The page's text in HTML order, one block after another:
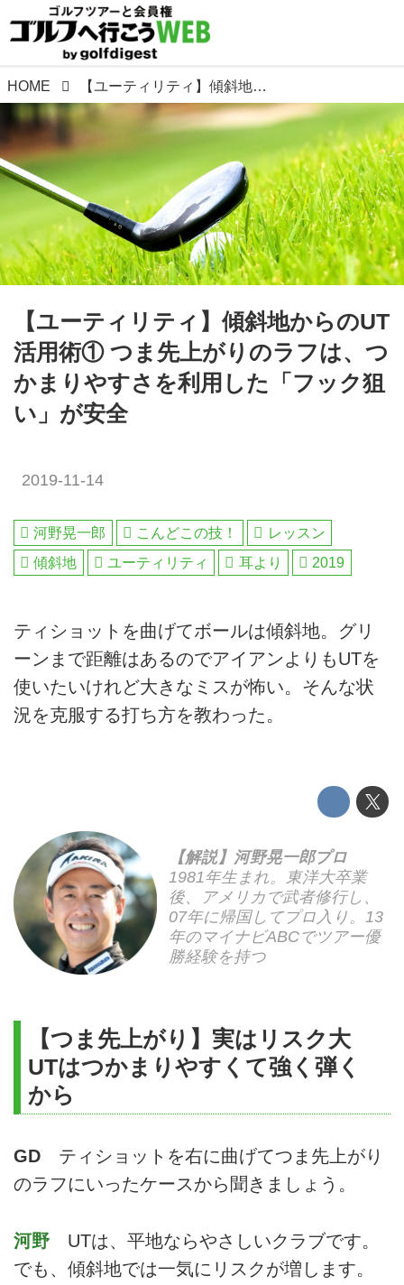
HOME 【ユーティリティ】傾斜地からのUT活用術① つま先上がりのラフは、つかまりやすさを利用した「フック狙い」が安全
【ユーティリティ】傾斜地からのUT
活用術① つま先上がりのラフは、つ
かまりやすさを利用した「フック狙
い」が安全
2019-11-14
河野晃一郎 こんどこの技！
レッスン
傾斜地
ユーティリティ 耳より 2019
ティショットを曲げてボールは傾斜地。グリ
ーンまで距離はあるのでアイアンよりもUTを
使いたいけれど大きなミスが怖い。そんな状
況を克服する打ち方を教わった。
【解説】河野晃一郎プロ
1981年生まれ。東洋大卒業
後、アメリカで武者修行し、
07年に帰国してプロ入り。13
年のマイナビABCでツアー優
勝経験を持つ
【つま先上がり】実はリスク大
UTはつかまりやすくて強く弾く
から
GD ティショットを右に曲げてつま先上がり
のラフにいったケースから聞きましょう。
河野 UTは、平地ならやさしいクラブです。
でも、傾斜地では一気にリスクが増します。